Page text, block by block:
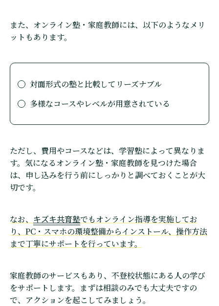
また、オンライン塾・家庭教師には、以下のようなメリ
ットもあります。
対面形式の塾と比較してリーズナブル
多様なコースやレベルが用意されている
ただし、費用やコースなどは、学習塾によって異なりま
す。気になるオンライン塾・家庭教師を見つけた場合
は、申し込みを行う前にしっかりと調べておくことが大
切です。
なお、 キズキ共育塾でもオンライン指導を実施してお
り、PC・スマホの環境整備からインストール、操作方法
まで丁寧にサポートを行っています。
家庭教師のサービスもあり、不登校状態にある人の学び
をサポートします。まずは相談のみでも大丈夫ですの
で、アクションを起こしてみましょう。